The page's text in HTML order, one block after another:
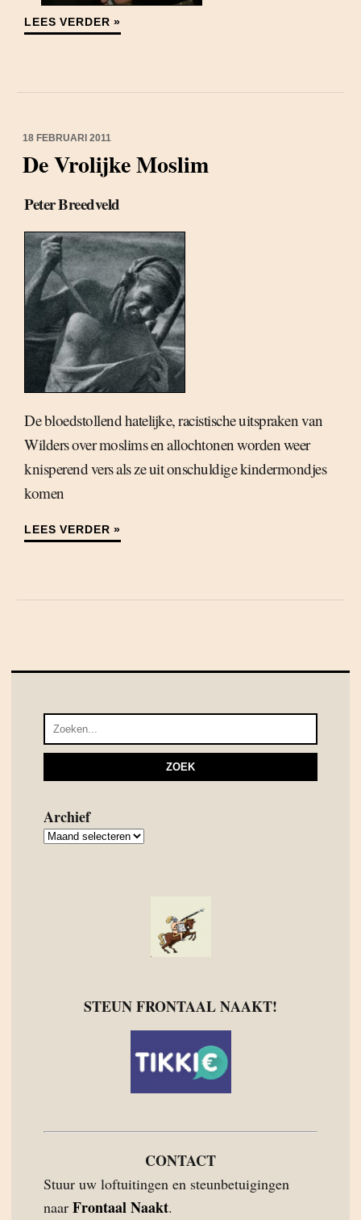
LEES VERDER »
18 FEBRUARI 2011
De Vrolijke Moslim
Peter Breedveld
De bloedstollend hatelijke, racistische uitspraken van
Wilders over moslims en allochtonen worden weer
knisperend vers als ze uit onschuldige kindermondjes
komen
LEES VERDER »
Archief
Archief
STEUN FRONTAAL NAAKT!
CONTACT
Stuur uw loftuitingen en steunbetuigingen
naar Frontaal Naakt.